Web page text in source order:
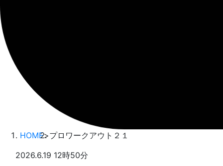
HOME>プロワークアウト２１
2026.6.19 12時50分